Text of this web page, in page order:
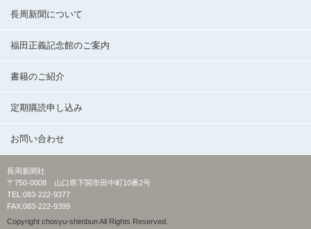
長周新聞について
福田正義記念館のご案内
書籍のご紹介
定期購読申し込み
お問い合わせ
長周新聞社
〒750-0008 山口県下関市田中町10番2号
TEL:083-222-9377
FAX:083-222-9399
Copyright chosyu-shimbun All Rights Reserved.